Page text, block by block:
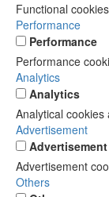
Functional
Performance
Performance
Performance
Analytics
Analytics
Analytical
Advertisement
Advertisement
Advertisement
Others